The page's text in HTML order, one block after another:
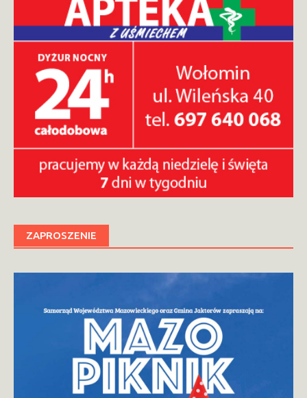
ZAPROSZENIE